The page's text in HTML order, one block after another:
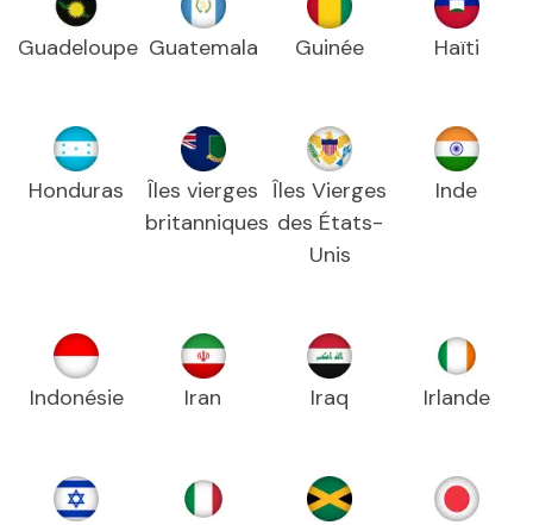
Guadeloupe Guatemala Guinée Haïti
Honduras
Îles vierges
britanniques
Îles Vierges
des États-
Unis
Inde
Indonésie Iran Iraq Irlande